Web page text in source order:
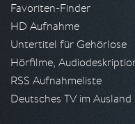
Favoriten-Finder
HD Aufnahme
Untertitel für Gehörlose
Hörfilme,
RSS Aufnahmeliste
Deutsches TV im Ausland